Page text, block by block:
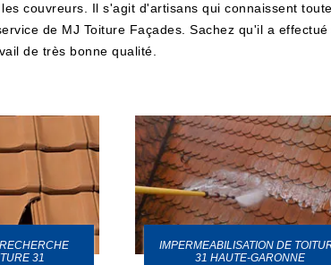
couvreurs. Il s'agit d'artisans qui connaissent
de MJ Toiture Façades. Sachez qu'il a
de très bonne qualité.
31
IMPERMEABILISATION DE
31 HAUTE-GARONNE